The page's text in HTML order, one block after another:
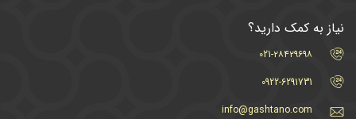
نیاز به کمک دارید؟
021-۲۸۴۲۹۶۹۸
0922-6291731
info@gashtano.com